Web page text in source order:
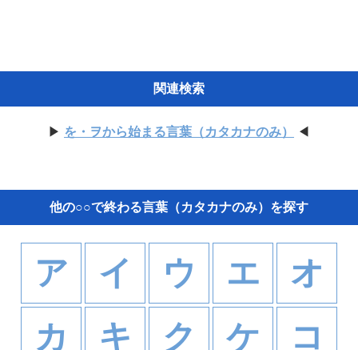
関連検索
▶ を・ヲから始まる言葉（カタカナのみ） ◀
他の○○で終わる言葉（カタカナのみ）を探す
ア イ ウ エ
オ
カ
キ ク ケ
コ